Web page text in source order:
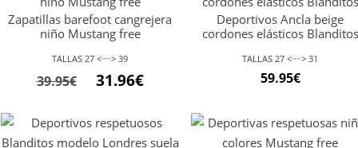
Zapatillas barefoot cangrejera
niño Mustang free
TALLAS 27 <····> 39
39.95€
El
original
era:
31.96€El
actual
es:
Deportivos Ancla beige
cordones elásticos Blanditos
TALLAS 27 <····> 31
59.95€